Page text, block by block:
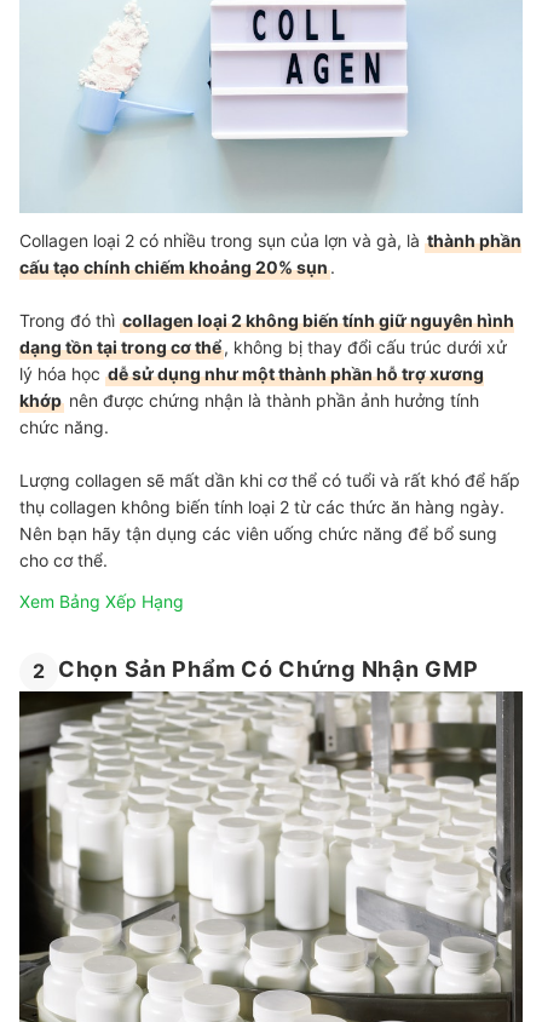
Collagen loại 2 có nhiều trong sụn của lợn và gà, là thành phần
cấu tạo chính chiếm khoảng 20% sụn.
Trong đó thì collagen loại 2 không biến tính giữ nguyên hình
dạng tồn tại trong cơ thể, không bị thay đổi cấu trúc dưới xử
lý hóa học dễ sử dụng như một thành phần hỗ trợ xương
khớp nên được chứng nhận là thành phần ảnh hưởng tính
chức năng.
Lượng collagen sẽ mất dần khi cơ thể có tuổi và rất khó để hấp
thụ collagen không biến tính loại 2 từ các thức ăn hàng ngày.
Nên bạn hãy tận dụng các viên uống chức năng để bổ sung
cho cơ thể.
Xem Bảng Xếp Hạng
2 Chọn Sản Phẩm Có Chứng Nhận GMP